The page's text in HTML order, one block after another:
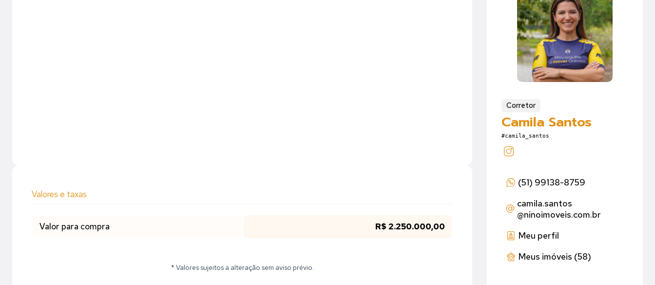
Valores e taxas
Valor para compra R$ 2.250.000,00
* Valores sujeitos a alteração sem aviso prévio.
Corretor
Camila Santos
#camila_santos
(51) 99138-8759
camila.santos
@ninoimoveis.com.br
Meu perfil
Meus imóveis (58)